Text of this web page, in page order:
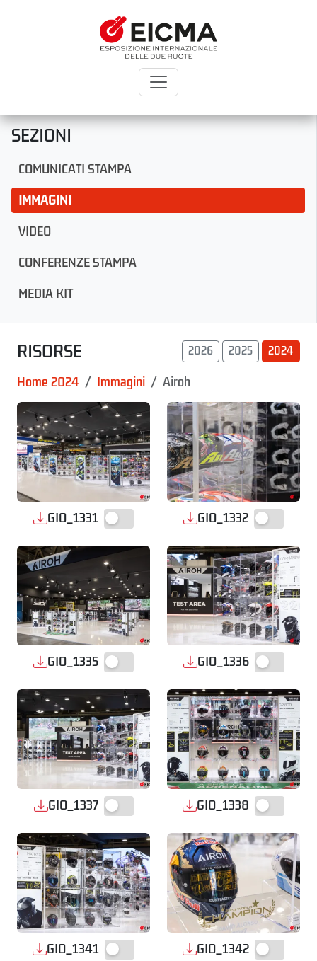
SEZIONI
COMUNICATI STAMPA
IMMAGINI
VIDEO
CONFERENZE STAMPA
MEDIA KIT
RISORSE 2026 2025 2024
Home 2024 Immagini Airoh
GIO_1331 GIO_1332
GIO_1335 GIO_1336
GIO_1337 GIO_1338
GIO_1341 GIO_1342